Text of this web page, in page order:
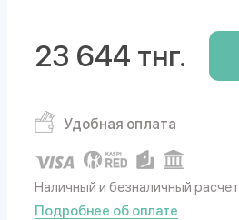
23 644 тнг.
Удобная оплата
Наличный и безналичный расчет
Подробнее об оплате